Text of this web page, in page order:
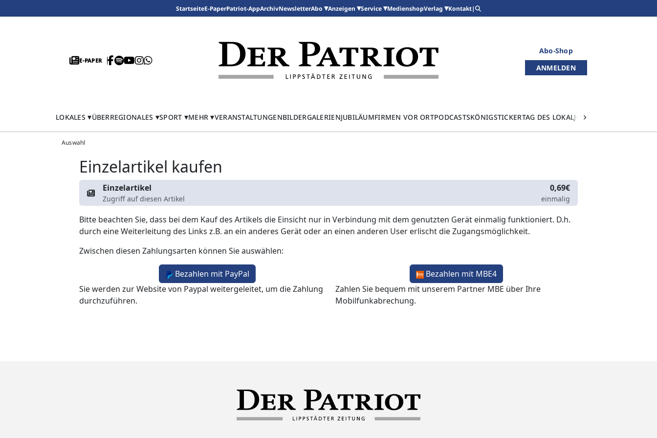
StartseiteE-PaperPatriot-AppArchivNewsletterAbo Anzeigen Service MedienshopVerlag Kontakt|
E-PAPER
Abo-Shop
ANMELDEN
LOKALES ÜBERREGIONALES SPORT MEHR VERANSTALTUNGENBILDERGALERIENJUBILÄUMFIRMEN VOR ORTPODCASTSKÖNIGSTICKERTAG DES LOKALJOURNALISMUS
Auswahl
Einzelartikel kaufen
Einzelartikel
Zugriff auf diesen Artikel
0,69€
einmalig
Bitte beachten Sie, dass bei dem Kauf des Artikels die Einsicht nur in Verbindung mit dem genutzten Gerät einmalig funktioniert. D.h.
durch eine Weiterleitung des Links z.B. an ein anderes Gerät oder an einen anderen User erlischt die Zugangsmöglichkeit.
Zwischen diesen Zahlungsarten können Sie auswählen:
Bezahlen mit PayPal
Sie werden zur Website von Paypal weitergeleitet, um die Zahlung
durchzuführen.
Bezahlen mit MBE4
Zahlen Sie bequem mit unserem Partner MBE über Ihre
Mobilfunkabrechung.